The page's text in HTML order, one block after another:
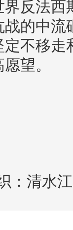
反法
的中
不移
望。
：清水